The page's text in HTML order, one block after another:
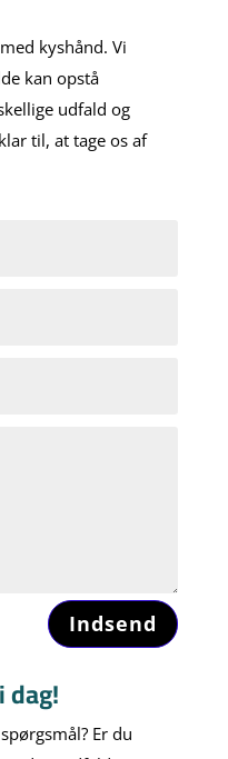
kyshånd. Vi
kan opstå
udfald og
til, at tage os af
Indsend
dag!
Er du